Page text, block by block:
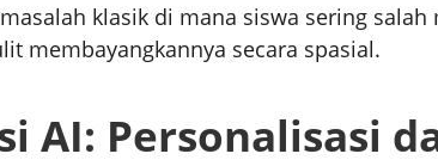
klasik di mana siswa sering
membayangkannya secara spasial.
AI: Personalisasi